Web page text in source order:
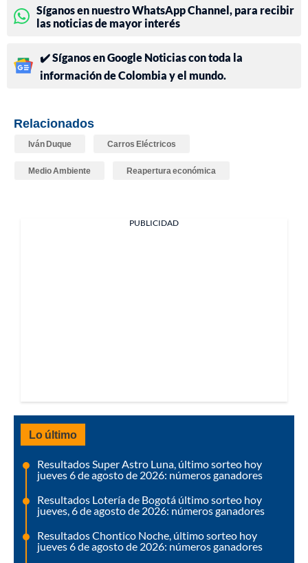
Síganos en nuestro WhatsApp Channel, para recibir
las noticias de mayor interés
✔️ Síganos en Google Noticias con toda la
información de Colombia y el mundo.
Relacionados
Iván Duque Carros Eléctricos
Medio Ambiente Reapertura económica
PUBLICIDAD
Lo último
Resultados Super Astro Luna, último sorteo hoy
jueves 6 de agosto de 2026: números ganadores
Resultados Lotería de Bogotá último sorteo hoy
jueves, 6 de agosto de 2026: números ganadores
Resultados Chontico Noche, último sorteo hoy
jueves 6 de agosto de 2026: números ganadores